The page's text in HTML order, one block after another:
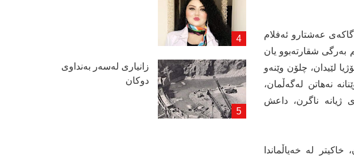
عەشتارو ئەفلام
بەرگی شقارتەبوو یان
لێیدان، چلۆن وێنەو
نەهاتن لەگەڵمان،
ژیانە ناگرن، داعش
لە خەیاڵماندا
زانیاری لەسەر بەنداوی
دوكان